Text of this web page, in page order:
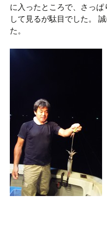
に入ったところで、さっ
して見るが駄目でした。
た。